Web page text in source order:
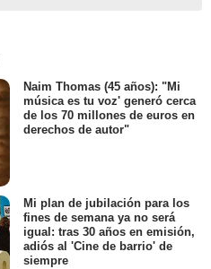
Naim Thomas (45 años): "Mi
música es tu voz' generó cerca
de los 70 millones de euros en
derechos de autor"
Mi plan de jubilación para los
fines de semana ya no será
igual: tras 30 años en emisión,
adiós al 'Cine de barrio' de
siempre